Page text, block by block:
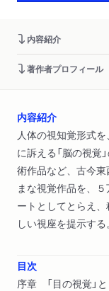
内容紹介
著作者プロフィール
内容紹介
人体の視知覚形式を
に訴える「脳の視覚
術作品など、古今
まな視覚作品を、
ートとしてとらえ
しい視座を提示する。
目次
序章 「目の視覚」と